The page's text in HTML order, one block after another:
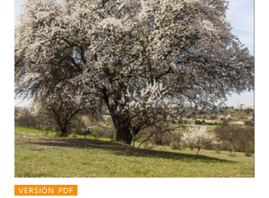
VERSIÓN PDF